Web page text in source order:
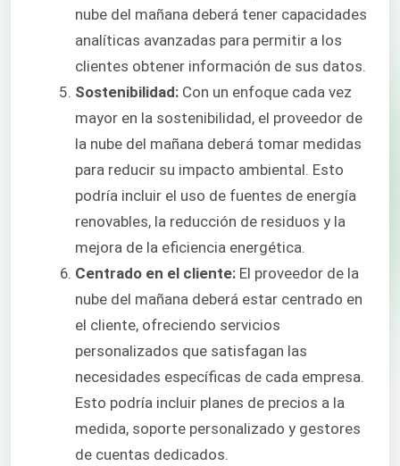
nube del mañana deberá tener capacidades
analíticas avanzadas para permitir a los
clientes obtener información de sus datos.
Sostenibilidad: Con un enfoque cada vez
mayor en la sostenibilidad, el proveedor de
la nube del mañana deberá tomar medidas
para reducir su impacto ambiental. Esto
podría incluir el uso de fuentes de energía
renovables, la reducción de residuos y la
mejora de la eficiencia energética.
Centrado en el cliente: El proveedor de la
nube del mañana deberá estar centrado en
el cliente, ofreciendo servicios
personalizados que satisfagan las
necesidades específicas de cada empresa.
Esto podría incluir planes de precios a la
medida, soporte personalizado y gestores
de cuentas dedicados.